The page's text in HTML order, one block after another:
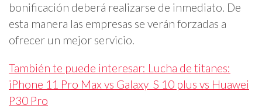
bonificación deberá realizarse de inmediato. De
esta manera las empresas se verán forzadas a
ofrecer un mejor servicio.
También te puede interesar: Lucha de titanes:
iPhone 11 Pro Max vs Galaxy S 10 plus vs Huawei
P30 Pro